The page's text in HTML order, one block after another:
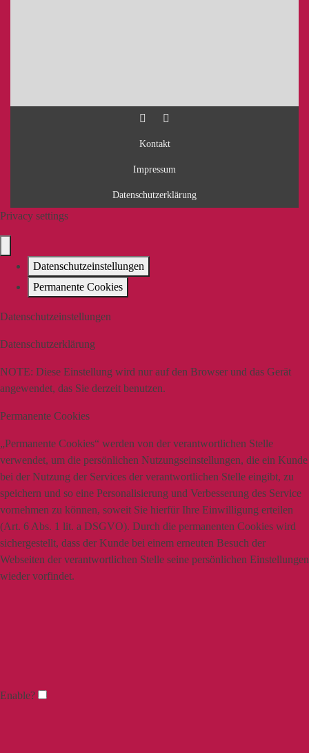
Kontakt
Impressum
Datenschutzerklärung
Privacy settings
Datenschutzeinstellungen
Permanente Cookies
Datenschutzeinstellungen
Datenschutzerklärung
NOTE: Diese Einstellung wird nur auf den Browser und das Gerät
angewendet, das Sie derzeit benutzen.
Permanente Cookies
„Permanente Cookies“ werden von der verantwortlichen Stelle
verwendet, um die persönlichen Nutzungseinstellungen, die ein Kunde
bei der Nutzung der Services der verantwortlichen Stelle eingibt, zu
speichern und so eine Personalisierung und Verbesserung des Service
vornehmen zu können, soweit Sie hierfür Ihre Einwilligung erteilen
(Art. 6 Abs. 1 lit. a DSGVO). Durch die permanenten Cookies wird
sichergestellt, dass der Kunde bei einem erneuten Besuch der
Webseiten der verantwortlichen Stelle seine persönlichen Einstellungen
wieder vorfindet.
Enable?